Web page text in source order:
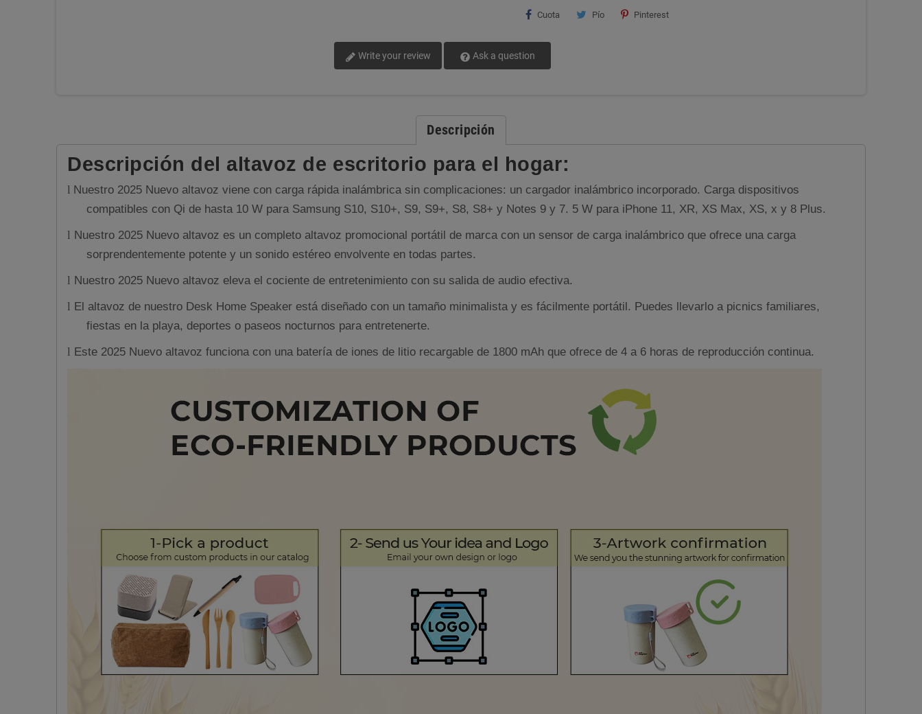
Cuota Pío Pinterest
Write your review Ask a question
Descripción
Descripción del altavoz de escritorio para el hogar:
l Nuestro 2025 Nuevo altavoz viene con carga rápida inalámbrica sin complicaciones: un cargador inalámbrico incorporado. Carga dispositivos
compatibles con Qi de hasta 10 W para Samsung S10, S10+, S9, S9+, S8, S8+ y Notes 9 y 7. 5 W para iPhone 11, XR, XS Max, XS, x y 8 Plus.
l Nuestro 2025 Nuevo altavoz es un completo altavoz promocional portátil de marca con un sensor de carga inalámbrico que ofrece una carga
sorprendentemente potente y un sonido estéreo envolvente en todas partes.
l Nuestro 2025 Nuevo altavoz eleva el cociente de entretenimiento con su salida de audio efectiva.
l El altavoz de nuestro Desk Home Speaker está diseñado con un tamaño minimalista y es fácilmente portátil. Puedes llevarlo a picnics familiares,
fiestas en la playa, deportes o paseos nocturnos para entretenerte.
l Este 2025 Nuevo altavoz funciona con una batería de iones de litio recargable de 1800 mAh que ofrece de 4 a 6 horas de reproducción continua.